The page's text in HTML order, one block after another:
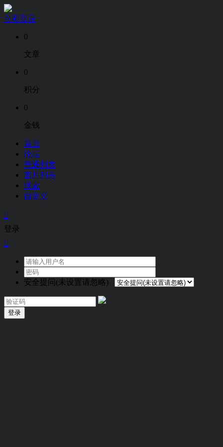
立即登录
0
文章
0
积分
0
金钱
首页
论坛
普通列表
图片列表
搜索
自定义

登录

安全提问(未设置请忽略)
登录